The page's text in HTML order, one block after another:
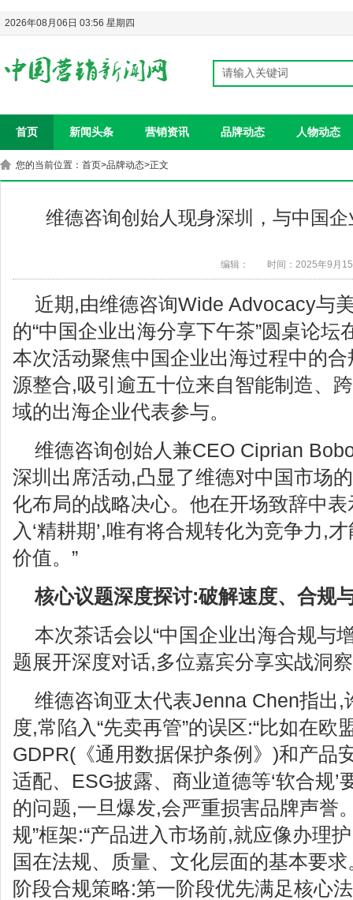
2026年08月06日 03:56 星期四
首页 新闻头条 营销资讯 品牌动态 人物动态
您的当前位置： 首页>品牌动态>正文
维德咨询创始人现身深圳，与中国
编辑： 时间：2025年9月
近期,由维德咨询Wide Advocacy与
的“中国企业出海分享下午茶”圆桌论坛
本次活动聚焦中国企业出海过程中的
源整合,吸引逾五十位来自智能制造、
域的出海企业代表参与。
维德咨询创始人兼CEO Ciprian
深圳出席活动,凸显了维德对中国市场
化布局的战略决心。他在开场致辞中表
入‘精耕期’,唯有将合规转化为竞争力,
价值。”
核心议题深度探讨:破解速度、合规
本次茶话会以“中国企业出海合规与
题展开深度对话,多位嘉宾分享实战洞
维德咨询亚太代表Jenna Chen指出,
度,常陷入“先卖再管”的误区:“比如在欧
GDPR(《通用数据保护条例》)和产品
适配、ESG披露、商业道德等‘软合规’
的问题,一旦爆发,会严重损害品牌声誉
规”框架:“产品进入市场前,就应像办理
国在法规、质量、文化层面的基本要
阶段合规策略:第一阶段优先满足核心